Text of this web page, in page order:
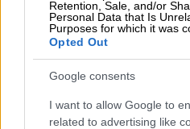
Retention, Sale, and/or
Personal Data that Is
Purposes for which it was
Opted Out
Google consents
I want to allow Google to
related to advertising like
Procountor Solo
Sopimuskone
Finago Sign
Procountor Tallennus